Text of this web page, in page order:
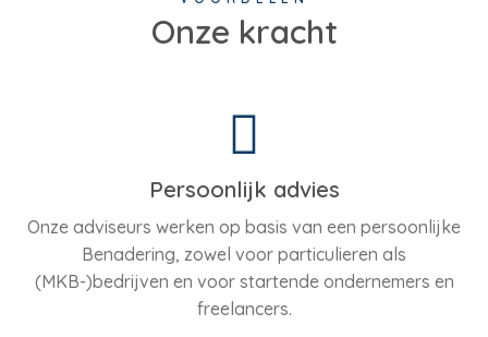
Onze kracht
Persoonlijk advies
Onze adviseurs werken op basis van een persoonlijke
Benadering, zowel voor particulieren als
(MKB-)bedrijven en voor startende ondernemers en
freelancers.